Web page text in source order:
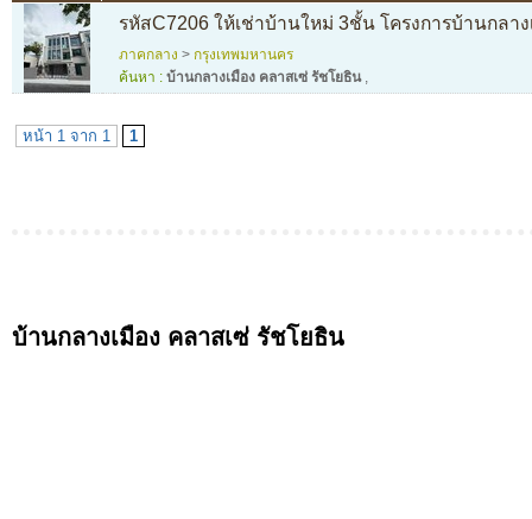
รหัสC7206 ให้เช่าบ้านใหม่ 3ชั้น โครงการบ้านกลา
ภาคกลาง > กรุงเทพมหานคร
ค้นหา : บ้านกลางเมือง คลาสเซ่ รัชโยธิน,
หน้า 1 จาก 1 1
บ้านกลางเมือง คลาสเซ่ รัชโยธิน